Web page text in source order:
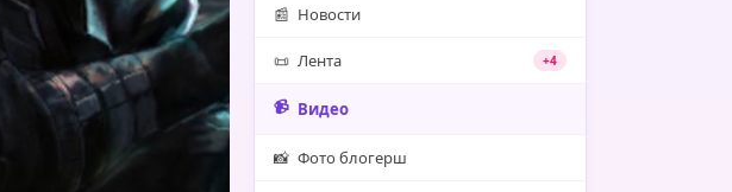
📰 Новости
📜 Лента +4
📹 Видео
📸 Фото блогерш